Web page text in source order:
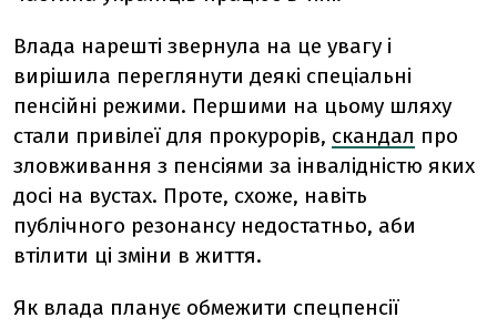
Влада нарешті звернула на це увагу і
вирішила переглянути деякі спеціальні
пенсійні режими. Першими на цьому шляху
стали привілеї для прокурорів, скандал про
зловживання з пенсіями за інвалідністю яких
досі на вустах. Проте, схоже, навіть
публічного резонансу недостатньо, аби
втілити ці зміни в життя.
Як влада планує обмежити спецпенсії